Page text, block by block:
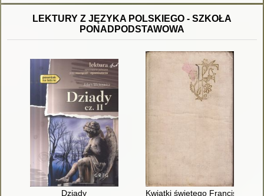
LEKTURY Z JĘZYKA POLSKIEGO - SZKOŁA
PONADPODSTAWOWA
Dziady Kwiatki świętego Franciszka z